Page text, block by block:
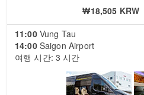
₩18,505 KRW
11:00Vung Tau
14:00Saigon Airport
여행 시간: 3 시간